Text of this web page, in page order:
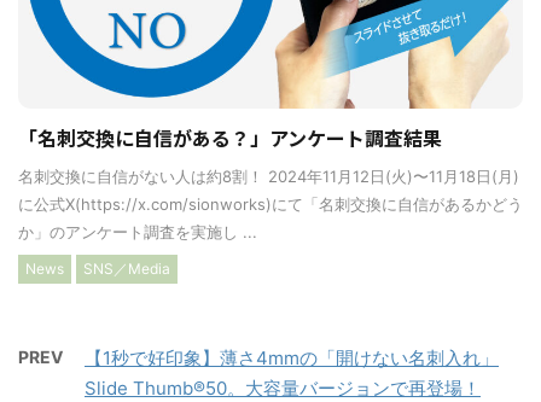
「名刺交換に自信がある？」アンケート調査結果
名刺交換に自信がない人は約8割！ 2024年11月12日(火)〜11月18日(月)
に公式X(https://x.com/sionworks)にて「名刺交換に自信があるかどう
か」のアンケート調査を実施し ...
News SNS／Media
PREV
【1秒で好印象】薄さ4mmの「開けない名刺入れ」
Slide Thumb®︎50。大容量バージョンで再登場！